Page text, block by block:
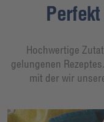
Hochwertige
gelungenen
mit der wir